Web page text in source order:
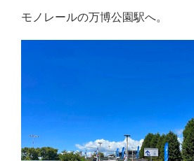
モノレールの万博公園駅へ。